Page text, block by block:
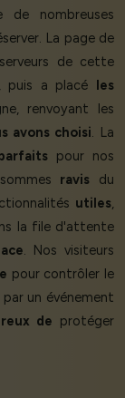
nombreuses
La page de
de cette
puis a placé les
renvoyant les
avons choisi . La
pour nos
ravis du
utiles
la file d'attente
. Nos visiteurs
pour contrôler le
un événement
de protéger